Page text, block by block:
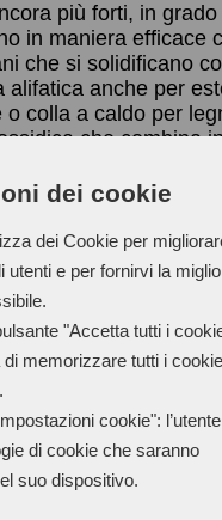
dei cookie
dei Cookie per
utenti e per fornirvi la
"Accetta tutti i
di memorizzare tutti i
cookie": l’utente
di cookie che saranno
suo dispositivo.
più forti, in
in maniera efficace
che si solidificano
alifatica anche per
o colla a caldo per
che combina
utilizzare una colla
sono combinazioni di
e tessuto una base
più forte e indicata.
in quanto una volta
all’umidità e se
a solidificarsi nella